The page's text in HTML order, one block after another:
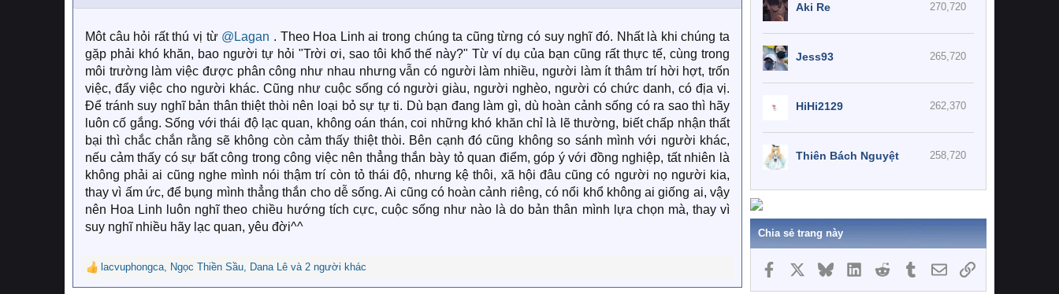
n
:Môt câu hỏi rất thú vị từ @Lagan . Theo Hoa Linh ai trong chúng ta cũng từng có suy nghĩ đó. Nhất là khi chúng ta
gặp phải khó khăn, bao người tự hỏi "Trời ơi, sao tôi khổ thế này?" Từ ví dụ của bạn cũng rất thực tế, cùng trong
môi trường làm việc được phân công như nhau nhưng vẫn có người làm nhiều, người làm ít thâm trí hời hợt, trốn
việc, đẩy việc cho người khác. Cũng như cuộc sống có người giàu, người nghèo, người có chức danh, có địa vị.
Để tránh suy nghĩ bản thân thiệt thòi nên loại bỏ sự tự ti. Dù bạn đang làm gì, dù hoàn cảnh sống có ra sao thì hãy
luôn cố gắng. Sống với thái độ lạc quan, không oán thán, coi những khó khăn chỉ là lẽ thường, biết chấp nhận thất
bại thì chắc chắn rằng sẽ không còn cảm thấy thiệt thòi. Bên cạnh đó cũng không so sánh mình với người khác,
nếu cảm thấy có sự bất công trong công việc nên thẳng thắn bày tỏ quan điểm, góp ý với đồng nghiệp, tất nhiên là
không phải ai cũng nghe mình nói thậm trí còn tỏ thái độ, nhưng kệ thôi, xã hội đâu cũng có người nọ người kia,
thay vì ấm ức, để bụng mình thẳng thắn cho dễ sống. Ai cũng có hoàn cảnh riêng, có nổi khổ không ai giống ai, vậy
nên Hoa Linh luôn nghĩ theo chiều hướng tích cực, cuộc sống như nào là do bản thân mình lựa chọn mà, thay vì
suy nghĩ nhiều hãy lạc quan, yêu đời^^
R
e
lacvuphongca, Ngọc Thiền Sầu, Dana Lê và 2 người khác
270,720
Aki Re
265,720
Jess93
262,370
HiHi2129
258,720
Thiên Bách Nguyệt
Chia sẻ trang này
Facebook BlueskyLinkedInReddit TumblrEmailLink